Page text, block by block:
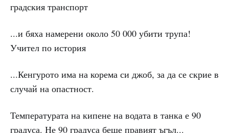
градския транспорт
...и бяха намерени около 50 000 убити трупа!
Учител по история
...Кенгурото има на корема си джоб, за да се скрие в
случай на опастност.
Температурата на кипене на водата в танка е 90
градуса. Не 90 градуса беше правият ъгъл...